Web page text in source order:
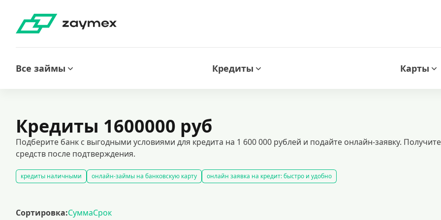
Все займы Кредиты Карты
Кредиты 1600000 руб
Подберите банк с выгодными условиями для кредита на 1 600 000 рублей и подайте онлайн-заявку.
средств после подтверждения.
кредиты наличными онлайн-займы на банковскую карту
онлайн заявка на кредит: быстро и удобно
кредиты с негативной кредитной историей
Сортировка:СуммаСрок